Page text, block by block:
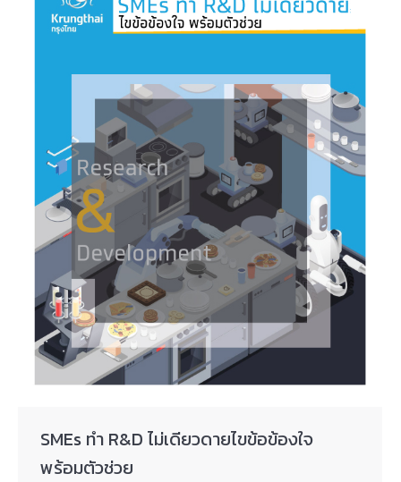
SMEs ทำ R&D ไม่เดียวดายไขข้อข้องใจ
พร้อมตัวช่วย